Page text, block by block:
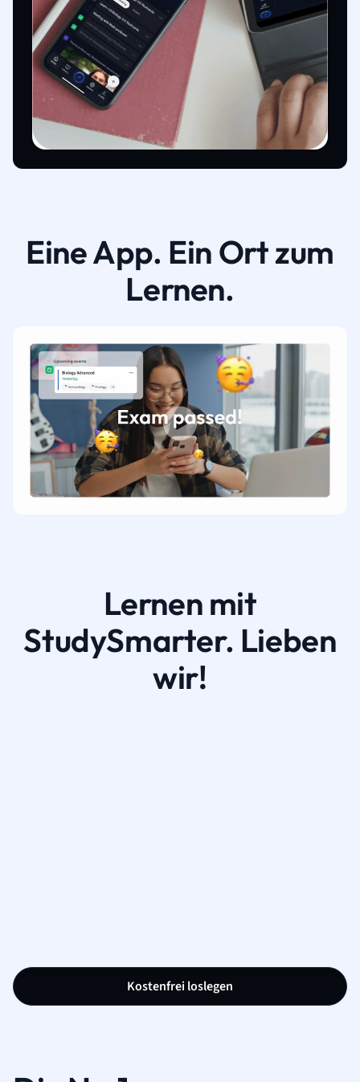
Eine App. Ein Ort zum
Lernen.
Lernen mit
StudySmarter. Lieben
wir!
Kostenfrei loslegen